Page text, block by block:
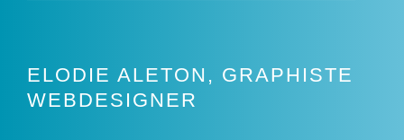
produit
ELODIE ALETON, GRAPHISTE
WEBDESIGNER